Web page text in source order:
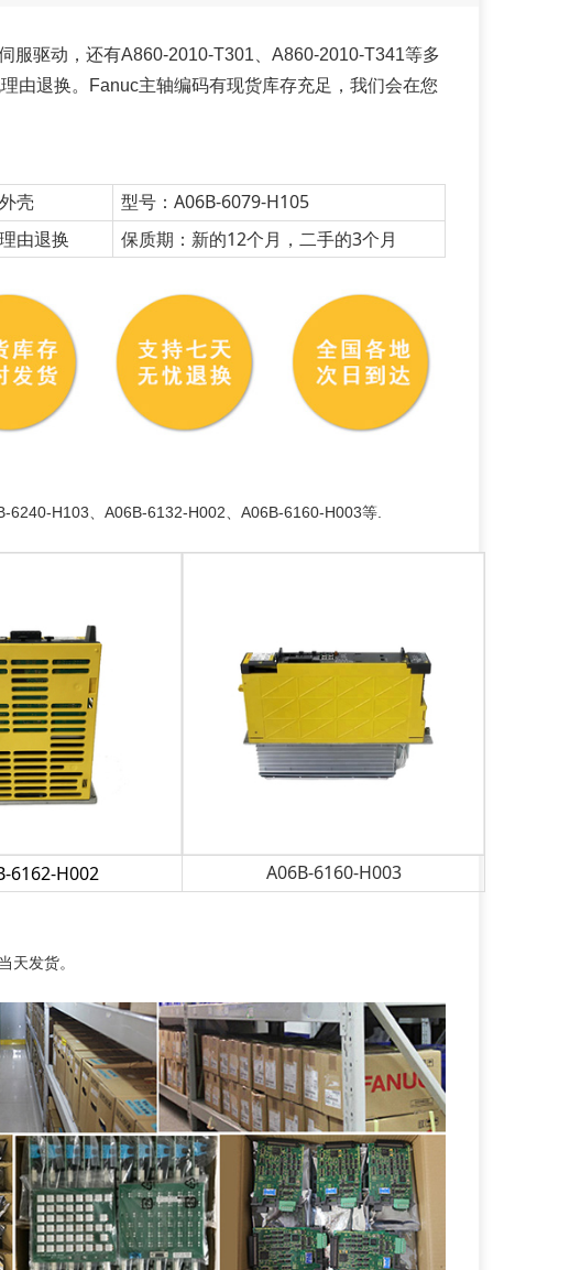
服驱动，还有A860-2010-T301、A860-2010-T341等多
由退换。Fanuc主轴编码有现货库存充足，我们会在您
壳
型号：A06B-6079-H105
由退换 保质期：新的12个月，二手的3个月
6240-H103、A06B-6132-H002、A06B-6160-H003等.
6162-H002 A06B-6160-H003
天发货。